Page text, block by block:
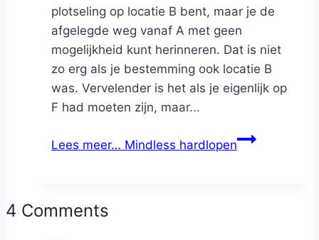
plotseling op locatie B bent, maar je de
afgelegde weg vanaf A met geen
mogelijkheid kunt herinneren. Dat is niet
zo erg als je bestemming ook locatie B
was. Vervelender is het als je eigenlijk op
F had moeten zijn, maar...
Lees meer… Mindless hardlopen
4 Comments